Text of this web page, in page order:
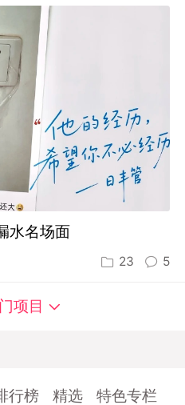
水名场面
23 5
项目
行榜 精选 特色专栏